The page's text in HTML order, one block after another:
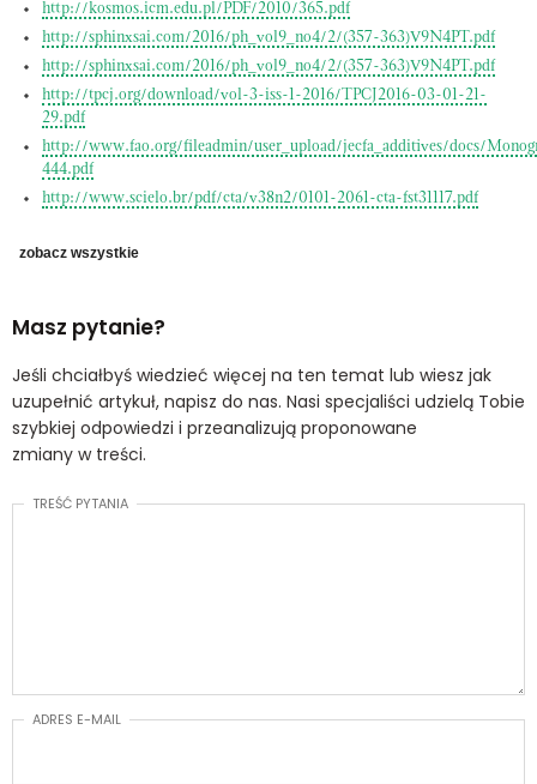
http://kosmos.icm.edu.pl/PDF/2010/365.pdf
http://sphinxsai.com/2016/ph_vol9_no4/2/(357-363)V9N4PT.pdf
http://sphinxsai.com/2016/ph_vol9_no4/2/(357-363)V9N4PT.pdf
http://tpcj.org/download/vol-3-iss-1-2016/TPCJ2016-03-01-21-
29.pdf
http://www.fao.org/fileadmin/user_upload/jecfa_additives/docs/
444.pdf
http://www.scielo.br/pdf/cta/v38n2/0101-2061-cta-fst31117.pdf
zobacz wszystkie
Masz pytanie?
Jeśli chciałbyś wiedzieć więcej na ten temat lub wiesz jak
uzupełnić artykuł, napisz do nas. Nasi specjaliści udzielą Tobie
szybkiej odpowiedzi i przeanalizują proponowane
zmiany w treści.
TREŚĆ PYTANIA
ADRES E-MAIL